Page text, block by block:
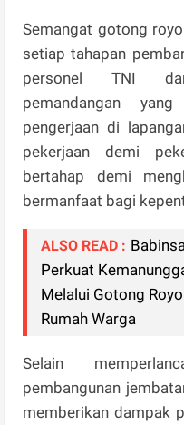
Semangat gotong
setiap tahapan
personel TNI
pemandangan
pengerjaan di
pekerjaan demi
bertahap demi
bermanfaat bagi
ALSO READ :
Perkuat
Melalui Gotong
Rumah Warga
Selain
pembangunan
memberikan dampak